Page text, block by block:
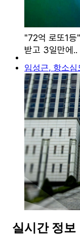
임성근, 항소
실시간 정보